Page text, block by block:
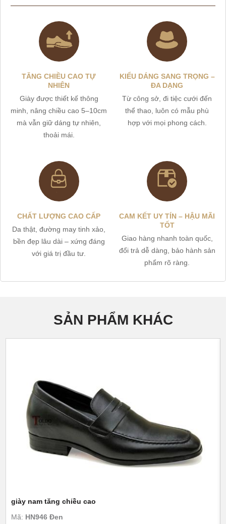
TĂNG CHIỀU CAO TỰ
NHIÊN
Giày được thiết kế thông
minh, nâng chiều cao 5–10cm
mà vẫn giữ dáng tự nhiên,
thoải mái.
KIỂU DÁNG SANG TRỌNG –
ĐA DẠNG
Từ công sở, đi tiệc cưới đến
thể thao, luôn có mẫu phù
hợp với mọi phong cách.
CHẤT LƯỢNG CAO CẤP
Da thật, đường may tinh xảo,
bền đẹp lâu dài – xứng đáng
với giá trị đầu tư.
CAM KẾT UY TÍN – HẬU MÃI
TỐT
Giao hàng nhanh toàn quốc,
đổi trả dễ dàng, bảo hành sản
phẩm rõ ràng.
SẢN PHẨM KHÁC
giày nam tăng chiều cao
Mã: HN946 Đen